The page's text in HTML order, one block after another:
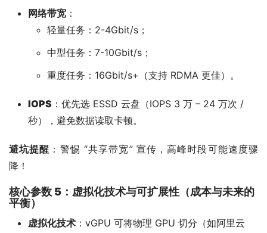
网络带宽 ：
轻量任务：2-4Gbit/s；
中型任务：7-10Gbit/s；
重度任务：16Gbit/s+（支持 RDMA 更佳）。
IOPS ：优先选 ESSD 云盘（IOPS 3 万 – 24 万次 /
秒），避免数据读取卡顿。
避坑提醒 ：警惕 “共享带宽” 宣传，高峰时段可能速度骤
降！
核心参数 5：虚拟化技术与可扩展性（成本与未来的
平衡）
虚拟化技术 ：vGPU 可将物理 GPU 切分（如阿里云